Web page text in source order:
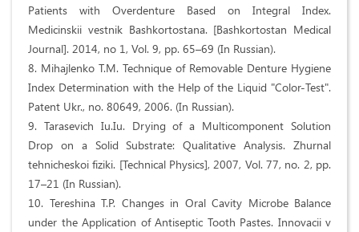
Patients with Overdenture Based on Integral Index.
Medicinskii vestnik Bashkortostana. [Bashkortostan Medical
Journal]. 2014, no 1, Vol. 9, pp. 65–69 (In Russian).
8. Mihajlenko T.M. Technique of Removable Denture Hygiene
Index Determination with the Help of the Liquid "Color-Test".
Patent Ukr., no. 80649, 2006. (In Russian).
9. Tarasevich Iu.Iu. Drying of a Multicomponent Solution
Drop on a Solid Substrate: Qualitative Analysis. Zhurnal
tehnicheskoi fiziki. [Technical Physics], 2007, Vol. 77, no. 2, pp.
17–21 (In Russian).
10. Tereshina T.P. Changes in Oral Cavity Microbe Balance
under the Application of Antiseptic Tooth Pastes. Innovacii v